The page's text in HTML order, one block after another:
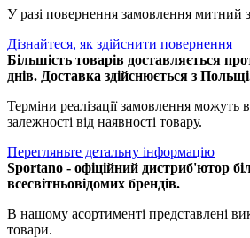
У разі повернення замовлення митний
Дізнайтеся, як здійснити повернення
Більшість товарів доставляється
днів. Доставка здійснюється з
Терміни реалізації замовлення можуть
залежності від наявності товару.
Перегляньте детальну інформацію
Sportano - офіційний дистриб'ютор
всесвітньовідомих брендів.
В нашому асортименті представлені
товари.